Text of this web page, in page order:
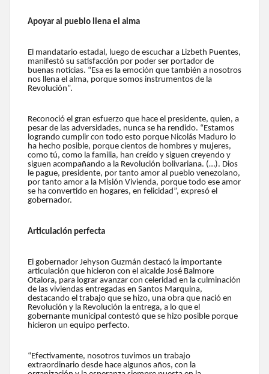
Apoyar al pueblo llena el alma
El mandatario estadal, luego de escuchar a Lizbeth Puentes,
manifestó su satisfacción por poder ser portador de
buenas noticias. “Esa es la emoción que también a nosotros
nos llena el alma, porque somos instrumentos de la
Revolución”.
Reconoció el gran esfuerzo que hace el presidente, quien, a
pesar de las adversidades, nunca se ha rendido. “Estamos
logrando cumplir con todo esto porque Nicolás Maduro lo
ha hecho posible, porque cientos de hombres y mujeres,
como tú, como la familia, han creído y siguen creyendo y
siguen acompañando a la Revolución bolivariana. (…). Dios
le pague, presidente, por tanto amor al pueblo venezolano,
por tanto amor a la Misión Vivienda, porque todo ese amor
se ha convertido en hogares, en felicidad”, expresó el
gobernador.
Articulación perfecta
El gobernador Jehyson Guzmán destacó la importante
articulación que hicieron con el alcalde José Balmore
Otalora, para lograr avanzar con celeridad en la culminación
de las viviendas entregadas en Santos Marquina,
destacando el trabajo que se hizo, una obra que nació en
Revolución y la Revolución la entrega, a lo que el
gobernante municipal contestó que se hizo posible porque
hicieron un equipo perfecto.
“Efectivamente, nosotros tuvimos un trabajo
extraordinario desde hace algunos años, con la